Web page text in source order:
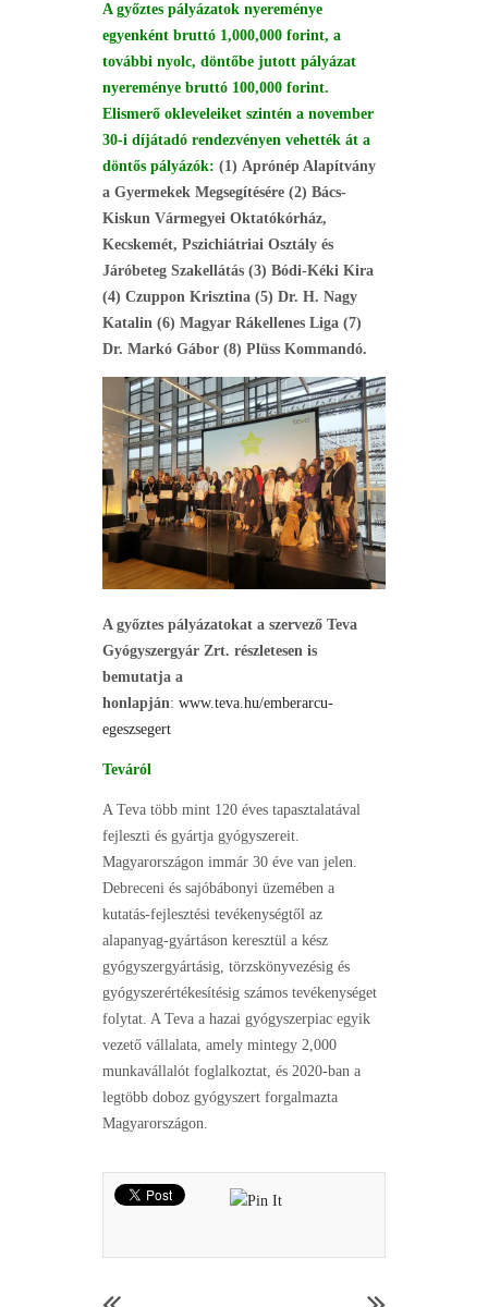
A győztes pályázatok nyereménye
egyenként bruttó 1,000,000 forint, a
további nyolc, döntőbe jutott pályázat
nyereménye bruttó 100,000 forint.
Elismerő okleveleiket szintén a november
30-i díjátadó rendezvényen vehették át a
döntős pályázók: (1) Aprónép Alapítvány
a Gyermekek Megsegítésére (2) Bács-
Kiskun Vármegyei Oktatókórház,
Kecskemét, Pszichiátriai Osztály és
Járóbeteg Szakellátás (3) Bódi-Kéki Kira
(4) Czuppon Krisztina (5) Dr. H. Nagy
Katalin (6) Magyar Rákellenes Liga (7)
Dr. Markó Gábor (8) Plüss Kommandó.
A győztes pályázatokat a szervező Teva
Gyógyszergyár Zrt. részletesen is
bemutatja a
honlapján: www.teva.hu/emberarcu-
egeszsegert
Teváról
A Teva több mint 120 éves tapasztalatával
fejleszti és gyártja gyógyszereit.
Magyarországon immár 30 éve van jelen.
Debreceni és sajóbábonyi üzemében a
kutatás-fejlesztési tevékenységtől az
alapanyag-gyártáson keresztül a kész
gyógyszergyártásig, törzskönyvezésig és
gyógyszerértékesítésig számos tevékenységet
folytat. A Teva a hazai gyógyszerpiac egyik
vezető vállalata, amely mintegy 2,000
munkavállalót foglalkoztat, és 2020-ban a
legtöbb doboz gyógyszert forgalmazta
Magyarországon.